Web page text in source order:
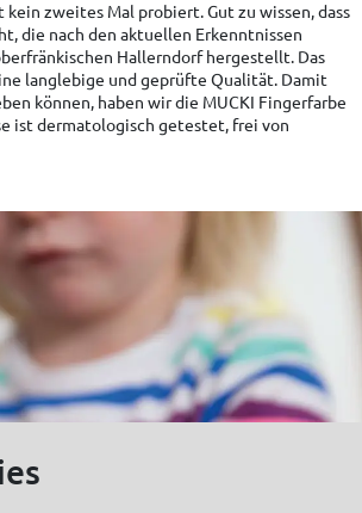
zweites Mal probiert. Gut zu wissen, dass
die nach den aktuellen Erkenntnissen
Hallerndorf hergestellt. Das
langlebige und geprüfte Qualität. Damit
können, haben wir die MUCKI Fingerfarbe
ist dermatologisch getestet, frei von